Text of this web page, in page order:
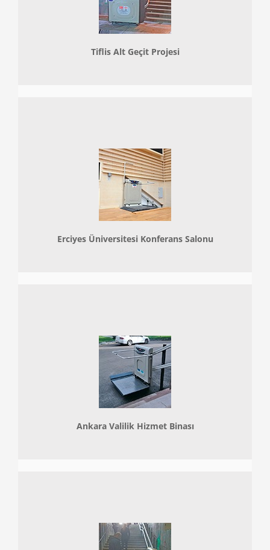
Tiflis Alt Geçit Projesi
Erciyes Üniversitesi Konferans Salonu
Ankara Valilik Hizmet Binası